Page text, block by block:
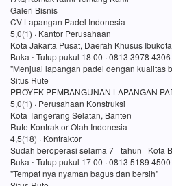
Galeri Bisnis
CV Lapangan Padel Indonesia
5,0(1) · Kantor Perusahaan
Kota Jakarta Pusat, Daerah Khusus
Buka ⋅ Tutup pukul 18 00 · 0813 3978 4306
"Menjual lapangan padel dengan kualitas
Situs Rute
PROYEK PEMBANGUNAN LAPANGAN
5,0(1) · Perusahaan Konstruksi
Kota Tangerang Selatan, Banten
Rute Kontraktor Olah Indonesia
4,5(18) · Kontraktor
Sudah beroperasi selama 7+ tahun · Kota
Buka ⋅ Tutup pukul 17 00 · 0813 5189 4500
"Tempat nya nyaman bagus dan bersih"